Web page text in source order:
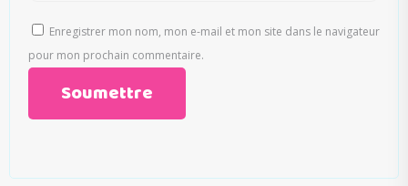
Enregistrer mon nom, mon e-mail et mon site dans le navigateur
pour mon prochain commentaire.